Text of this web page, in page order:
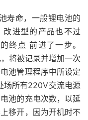
寿命，一般锂电池的
进型的产品也不过
终点 前进了一步。
将被记录并增加一次
池管理程序中所设定
场所有220V交流电源
池的充电次数，以延
移开，因为开机时不